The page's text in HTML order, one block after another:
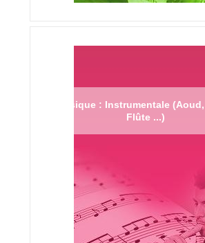
Musique : Instrumentale
Flûte ...)